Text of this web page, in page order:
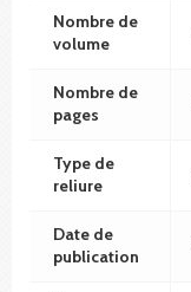
Nombre de
volume
Nombre de
pages
Type de
reliure
Date de
publication